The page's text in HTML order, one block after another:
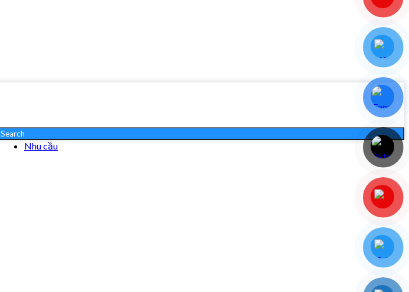
Search
Nhu cầu